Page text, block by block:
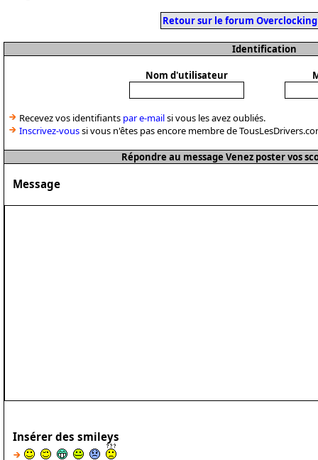
Retour sur le forum Overclocking
Identification
Nom d'utilisateur
Recevez vos identifiants par e-mailsi vous les avez oubliés.
Inscrivez-voussi vous n'êtes pas encore membre de
Répondre au message Venez poster vos
Message
Insérer des smileys